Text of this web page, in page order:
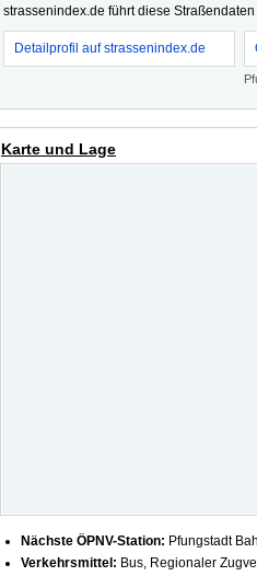
strassenindex.de führt diese
Detailprofil auf strassenindex.de
Karte und Lage
Nächste ÖPNV-Station: Pfungstadt
Verkehrsmittel: Bus, Regionaler